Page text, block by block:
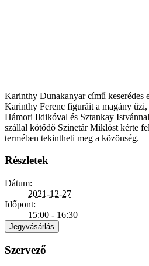
Karinthy Dunakanyar című keserédes
Karinthy Ferenc figuráit a magány
Hámori Ildikóval és Sztankay
szállal kötődő Szinetár Miklóst kérte
termében tekintheti meg a közönség.
Részletek
Dátum:
2021-12-27
Időpont:
15:00 - 16:30
Jegyvásárlás
Szervező